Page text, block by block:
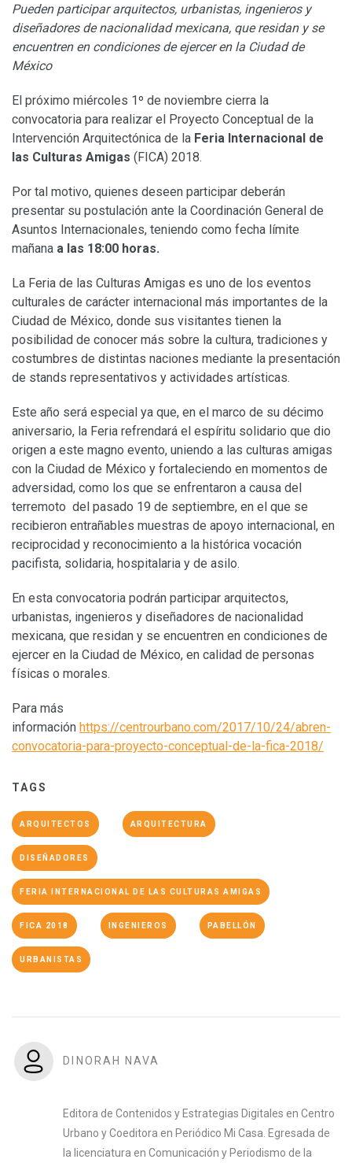
Pueden participar arquitectos, urbanistas, ingenieros y
diseñadores de nacionalidad mexicana, que residan y se
encuentren en condiciones de ejercer en la Ciudad de
México
El próximo miércoles 1º de noviembre cierra la
convocatoria para realizar el Proyecto Conceptual de la
Intervención Arquitectónica de la Feria Internacional de
las Culturas Amigas (FICA) 2018.
Por tal motivo, quienes deseen participar deberán
presentar su postulación ante la Coordinación General de
Asuntos Internacionales, teniendo como fecha límite
mañana a las 18:00 horas.
La Feria de las Culturas Amigas es uno de los eventos
culturales de carácter internacional más importantes de la
Ciudad de México, donde sus visitantes tienen la
posibilidad de conocer más sobre la cultura, tradiciones y
costumbres de distintas naciones mediante la presentación
de stands representativos y actividades artísticas.
Este año será especial ya que, en el marco de su décimo
aniversario, la Feria refrendará el espíritu solidario que dio
origen a este magno evento, uniendo a las culturas amigas
con la Ciudad de México y fortaleciendo en momentos de
adversidad, como los que se enfrentaron a causa del
terremoto del pasado 19 de septiembre, en el que se
recibieron entrañables muestras de apoyo internacional, en
reciprocidad y reconocimiento a la histórica vocación
pacifista, solidaria, hospitalaria y de asilo.
En esta convocatoria podrán participar arquitectos,
urbanistas, ingenieros y diseñadores de nacionalidad
mexicana, que residan y se encuentren en condiciones de
ejercer en la Ciudad de México, en calidad de personas
físicas o morales.
Para más
información https://centrourbano.com/2017/10/24/abren-
convocatoria-para-proyecto-conceptual-de-la-fica-2018/
TAGS
ARQUITECTOS ARQUITECTURA
DISEÑADORES
FERIA INTERNACIONAL DE LAS CULTURAS AMIGAS
FICA 2018 INGENIEROS PABELLÓN
URBANISTAS
DINORAH NAVA
Editora de Contenidos y Estrategias Digitales en Centro
Urbano y Coeditora en Periódico Mi Casa. Egresada de
la licenciatura en Comunicación y Periodismo de la